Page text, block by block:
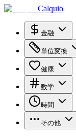
Calquio
金融
単位変換
健康
数学
時間
その他